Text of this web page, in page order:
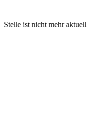
Stelle ist nicht mehr aktuell